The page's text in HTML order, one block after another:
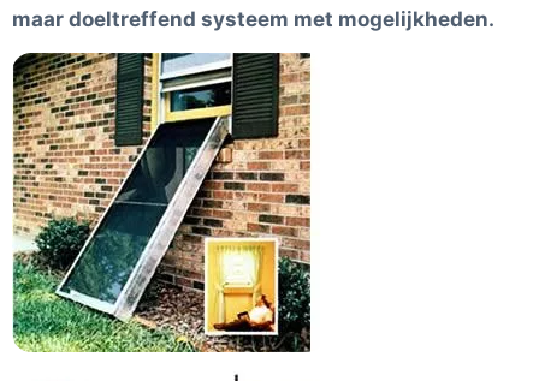
maar doeltreffend systeem met mogelijkheden.